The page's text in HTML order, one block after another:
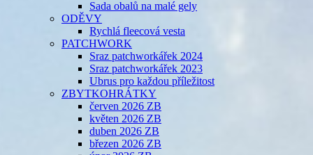
Sada obalů na malé gely
ODĚVY
Rychlá fleecová vesta
PATCHWORK
Sraz patchworkářek 2024
Sraz patchworkářek 2023
Ubrus pro každou příležitost
ZBYTKOHRÁTKY
červen 2026 ZB
květen 2026 ZB
duben 2026 ZB
březen 2026 ZB